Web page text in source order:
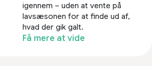
igennem – uden at vente på
lavsæsonen for at finde ud af,
hvad der gik galt.
Få mere at vide